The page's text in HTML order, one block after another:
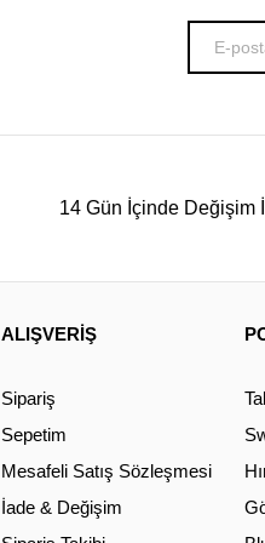
14 Gün İçinde Değişim
ALIŞVERİŞ
Sipariş
Sepetim
Mesafeli Satış Sözleşmesi
İade & Değişim